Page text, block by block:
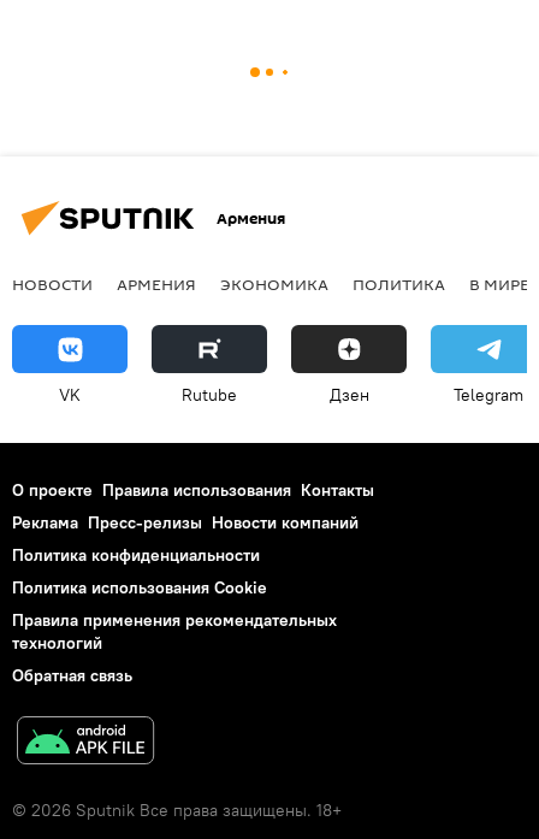
Армения
НОВОСТИ АРМЕНИЯ ЭКОНОМИКА ПОЛИТИКА В МИРЕ
VK Rutube Дзен Telegram
О проекте Правила использования Контакты
Реклама Пресс-релизы Новости компаний
Политика конфиденциальности
Политика использования Cookie
Правила применения рекомендательных
технологий
Обратная связь
© 2026 Sputnik Все права защищены. 18+